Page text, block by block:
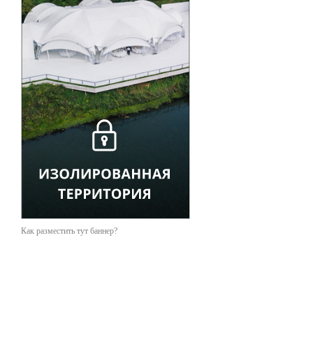
Как разместить тут баннер?